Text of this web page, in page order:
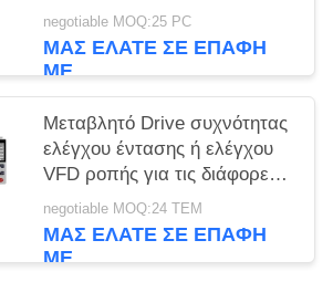
αναστροφέων συχνότητας
22KW 380V Veikong VFD
negotiable MOQ:25 PC
ΜΑΣ ΕΛΆΤΕ ΣΕ ΕΠΑΦΉ
ΜΕ
Μεταβλητό Drive συχνότητας
ελέγχου έντασης ή ελέγχου
VFD ροπής για τις διάφορες
εφαρμογές
negotiable MOQ:24 ΤΕΜ
ΜΑΣ ΕΛΆΤΕ ΣΕ ΕΠΑΦΉ
ΜΕ